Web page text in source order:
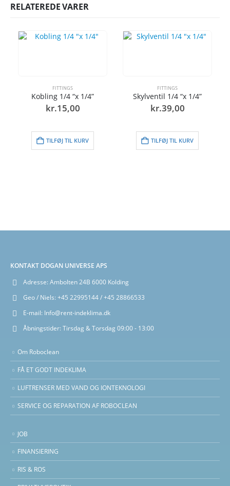
RELATEREDE VARER
FITTINGS
Kobling 1/4 “x 1/4”
kr.15,00
TILFØJ TIL KURV
FITTINGS
Skylventil 1/4 “x 1/4”
kr.39,00
TILFØJ TIL KURV
KONTAKT DOGAN UNIVERSE APS
Adresse: Ambolten 24B 6000 Kolding
Geo / Niels: +45 22995144 / +45 28866533
E-mail: Info@rent-indeklima.dk
Åbningstider: Tirsdag & Torsdag 09:00 - 13:00
Om Roboclean
FÅ ET GODT INDEKLIMA
LUFTRENSER MED VAND OG IONTEKNOLOGI
SERVICE OG REPARATION AF ROBOCLEAN
JOB
FINANSIERING
RIS & ROS